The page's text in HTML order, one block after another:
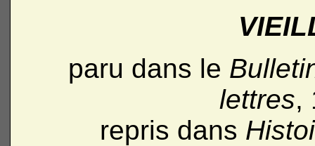
paru dans le
lettres,
repris dans